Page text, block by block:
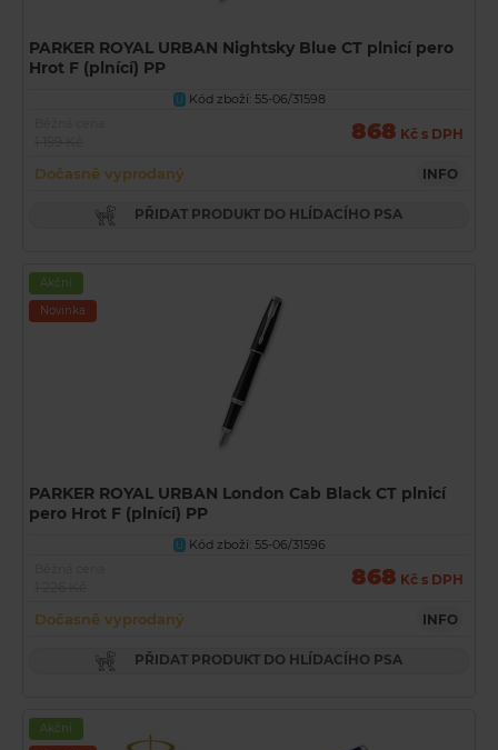
PARKER ROYAL URBAN Nightsky Blue CT plnicí pero
Hrot F (plnící) PP
U Kód zboží: 55-06/31598
868 Kč s DPH
Dočasně vyprodaný INFO
PŘIDAT PRODUKT DO HLÍDACÍHO PSA
Akční
Novinka
PARKER ROYAL URBAN London Cab Black CT plnicí
pero Hrot F (plnící) PP
U Kód zboží: 55-06/31596
868 Kč s DPH
Dočasně vyprodaný INFO
PŘIDAT PRODUKT DO HLÍDACÍHO PSA
Akční